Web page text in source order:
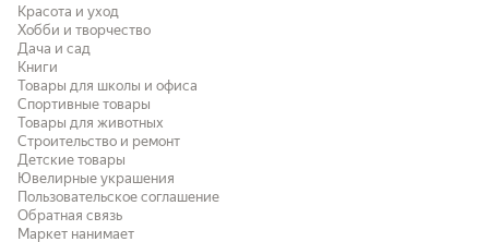
Красота и уход
Хобби и творчество
Дача и сад
Книги
Товары для школы и офиса
Спортивные товары
Товары для животных
Строительство и ремонт
Детские товары
Ювелирные украшения
Пользовательское соглашение
Обратная связь
Маркет нанимает